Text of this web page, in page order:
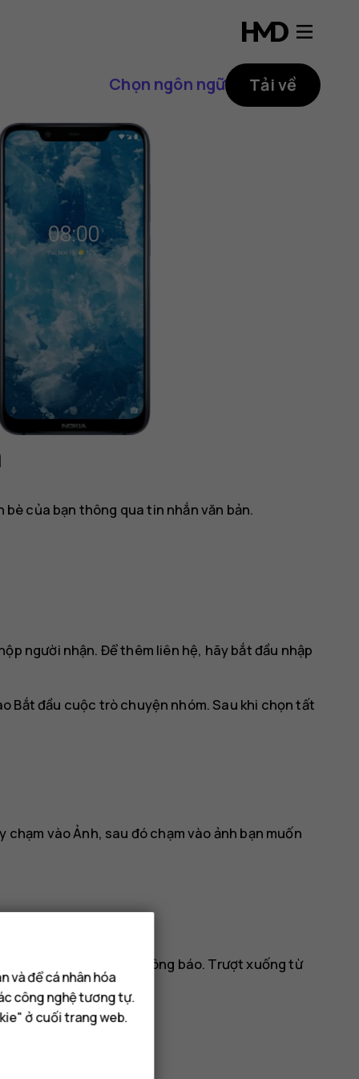
Chọn ngôn ngữ Tải về
của bạn thông qua tin nhắn văn bản.
người nhận. Để thêm liên hệ, hãy bắt đầu nhập
Bắt đầu cuộc trò chuyện nhóm. Sau khi chọn tất
chạm vàoẢnh, sau đó chạm vào ảnh bạn muốn
đọc tin nhắn từ bảng thông báo. Trượt xuống từ
và để cá nhân hóa
công nghệ tương tự.
ở cuối trang web.